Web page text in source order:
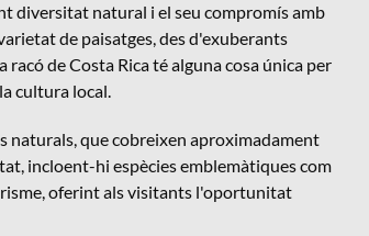
diversitat natural i el seu compromís amb
de paisatges, des d'exuberants
de Costa Rica té alguna cosa única per
cultura local.
naturals, que cobreixen aproximadament
incloent-hi espècies emblemàtiques com
oferint als visitants l'oportunitat